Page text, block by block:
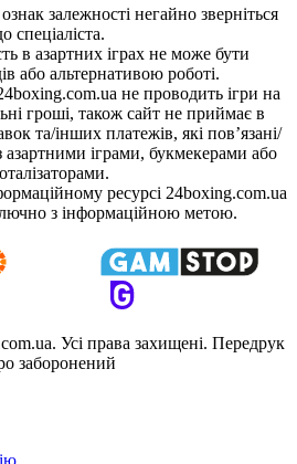
залежності негайно зверніться
спеціаліста.
в азартних іграх не може бути
або альтернативою роботі.
не проводить ігри на
гроші, також сайт не приймає в
та/інших платежів, які пов’язані/
азартними іграми, букмекерами або
ресурсі 24boxing.com.ua
з інформаційною метою.
Усi права захищенi. Передрук
заборонений